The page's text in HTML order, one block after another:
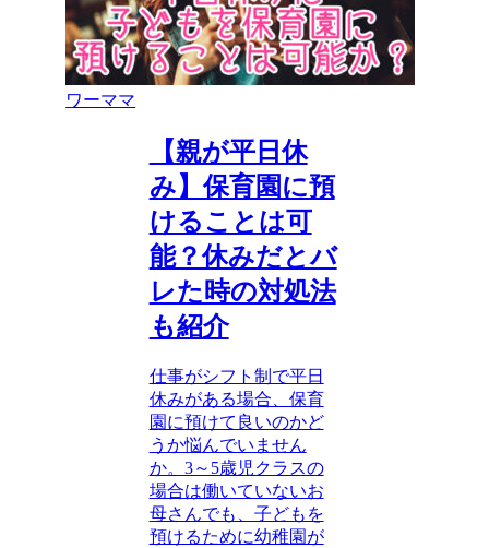
ワーママ
【親が平日休
み】保育園に預
けることは可
能？休みだとバ
レた時の対処法
も紹介
仕事がシフト制で平日
休みがある場合、保育
園に預けて良いのかど
うか悩んでいません
か。3～5歳児クラスの
場合は働いていないお
母さんでも、子どもを
預けるために幼稚園が